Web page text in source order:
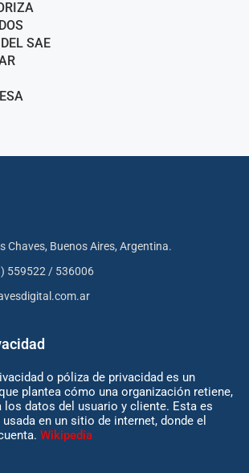
SAE
Chaves, Buenos Aires, Argentina.
559522 / 536006
o póliza de privacidad es un
plantea cómo una organización retiene,
los datos del usuario y cliente. Esta es
en un sitio de internet, donde el
Wikipedia